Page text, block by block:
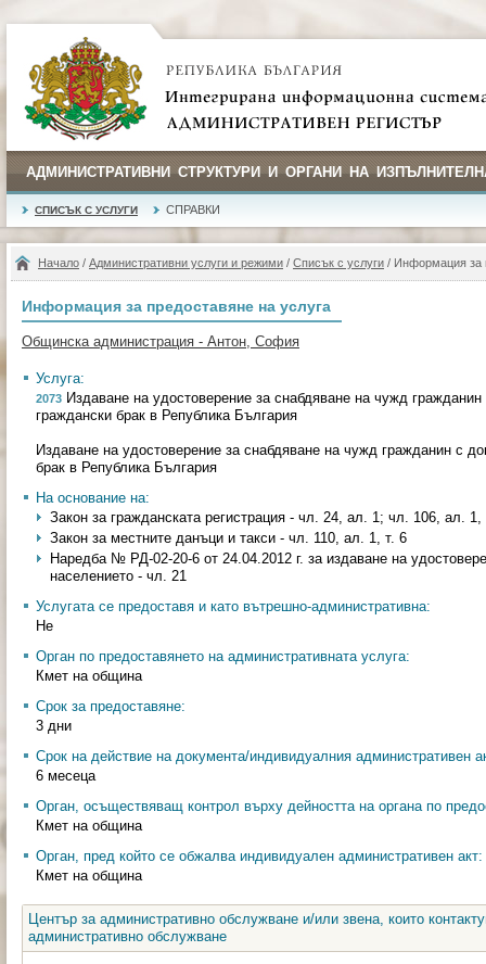
АДМИНИСТРАТИВНИ СТРУКТУРИ И ОРГАНИ НА
СПИСЪК С УСЛУГИ СПРАВКИ
Начало / Административни услуги и режими / Списък с услуги / Информация за
Информация за предоставяне на услуга
Общинска администрация - Антон, София
Услуга:
2073 Издаване на удостоверение за снабдяване на чужд
граждански брак в Република България
Издаване на удостоверение за снабдяване на чужд гражданин с
брак в Република България
На основание на:
Закон за гражданската регистрация - чл. 24, ал. 1; чл. 106, ал.
Закон за местните данъци и такси - чл. 110, ал. 1, т. 6
Наредба № РД-02-20-6 от 24.04.2012 г. за издаване на
населението - чл. 21
Услугата се предоставя и като вътрешно-административна:
Не
Орган по предоставянето на административната услуга:
Кмет на община
Срок за предоставяне:
3 дни
Срок на действие на документа/индивидуалния административен
6 месеца
Орган, осъществяващ контрол върху дейността на органа по
Кмет на община
Орган, пред който се обжалва индивидуален административен акт:
Кмет на община
Център за административно обслужване и/или звена, които
административно обслужване